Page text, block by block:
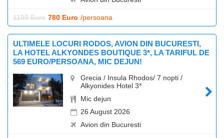
1199 Euro 780 Euro /persoana
ULTIMELE LOCURI RODOS, AVION DIN BUCURESTI,
LA HOTEL ALKYONDES BOUTIQUE 3*, LA TARIFUL DE
569 EURO/PERSOANA, MIC DEJUN!
Grecia / Insula Rhodos/ 7 nopti /
Alkyonides Hotel 3*
Mic dejun
26 August 2026
Avion din Bucuresti